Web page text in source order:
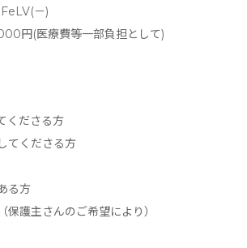
－)
円(医療費等一部負担として)
くださる方
てくださる方
る方
護主さんのご希望により）